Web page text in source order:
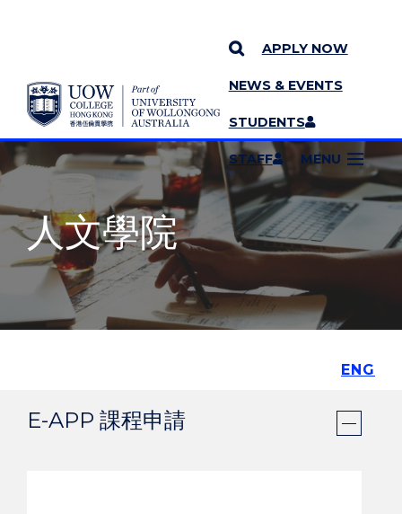
SKIP TO CONTENT
APPLY NOW
NEWS & EVENTS
STUDENTS
STAFF MENU
YOU ARE HERE
MORE PAGES
人文學院
ENG
E-APP 課程申請